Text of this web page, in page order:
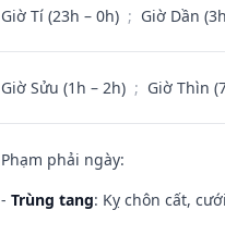
Giờ Tí (23h – 0h) ; Giờ Dần
Giờ Sửu (1h – 2h) ; Giờ Thìn
Phạm phải ngày:
- Trùng tang: Kỵ chôn cất,